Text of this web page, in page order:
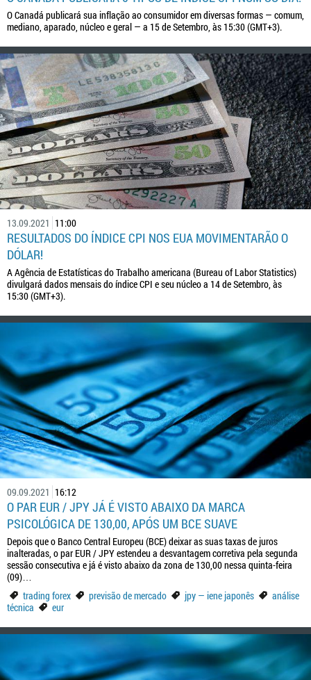
O Canadá publicará sua inflação ao consumidor em diversas formas — comum,
mediano, aparado, núcleo e geral — a 15 de Setembro, às 15:30 (GMT+3).
13.09.2021 11:00
RESULTADOS DO ÍNDICE CPI NOS EUA MOVIMENTARÃO O
DÓLAR!
A Agência de Estatísticas do Trabalho americana (Bureau of Labor Statistics)
divulgará dados mensais do índice CPI e seu núcleo a 14 de Setembro, às
15:30 (GMT+3).
09.09.2021 16:12
O PAR EUR / JPY JÁ É VISTO ABAIXO DA MARCA
PSICOLÓGICA DE 130,00, APÓS UM BCE SUAVE
Depois que o Banco Central Europeu (BCE) deixar as suas taxas de juros
inalteradas, o par EUR / JPY estendeu a desvantagem corretiva pela segunda
sessão consecutiva e já é visto abaixo da zona de 130,00 nessa quinta-feira
(09)…
trading forex
previsão de mercado jpy — iene japonês
análise
técnica
eur